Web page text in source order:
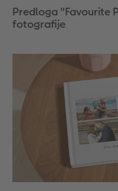
Takojšnja
Fototrak
XXL
Otroška
Predloga "Favourite
fotografije